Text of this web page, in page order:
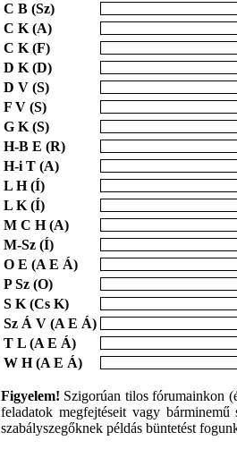
C B (Sz)
C K (A)
C K (F)
D K (D)
D V (S)
F V (S)
G K (S)
H-B E (R)
H-i T (A)
L H (Í)
L K (Í)
M C H (A)
M-Sz (Í)
O E (A E Á)
P Sz (O)
S K (Cs K)
Sz Á V (A E Á)
T L (A E Á)
W H (A E Á)
Figyelem! Szigorúan tilos fórumainkon
feladatok megfejtéseit vagy
szabályszegőknek példás büntetést